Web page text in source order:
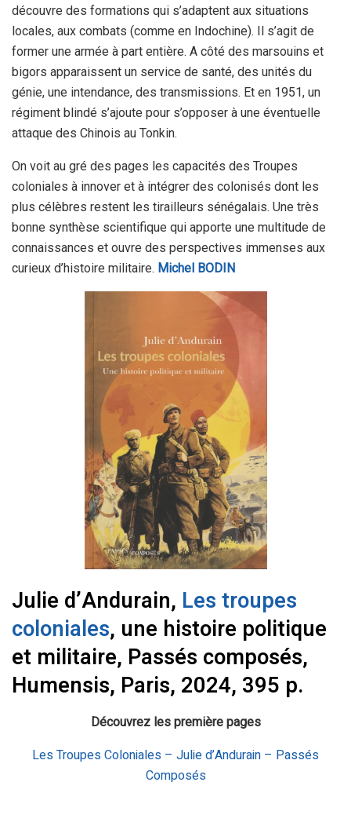
découvre des formations qui s’adaptent aux situations
locales, aux combats (comme en Indochine). Il s’agit de
former une armée à part entière. A côté des marsouins et
bigors apparaissent un service de santé, des unités du
génie, une intendance, des transmissions. Et en 1951, un
régiment blindé s’ajoute pour s’opposer à une éventuelle
attaque des Chinois au Tonkin.
On voit au gré des pages les capacités des Troupes
coloniales à innover et à intégrer des colonisés dont les
plus célèbres restent les tirailleurs sénégalais. Une très
bonne synthèse scientifique qui apporte une multitude de
connaissances et ouvre des perspectives immenses aux
curieux d’histoire militaire. Michel BODIN
Julie d’Andurain, Les troupes
coloniales, une histoire politique
et militaire, Passés composés,
Humensis, Paris, 2024, 395 p.
Découvrez les première pages
Les Troupes Coloniales – Julie d’Andurain – Passés
Composés